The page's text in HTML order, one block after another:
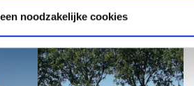
noodzakelijke cookies